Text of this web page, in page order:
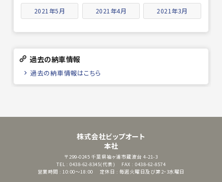
2021年5月 2021年4月 2021年3月
過去の納車情報
過去の納車情報はこちら
株式会社ビップオート
本社
〒299-0245 千葉県袖ヶ浦市蔵波台 4-21-3
TEL : 0438-62-8345(代表)
FAX : 0438-62-8574
営業時間 : 10:00～18:00
定休日 : 毎週火曜日及び第2・3水曜日